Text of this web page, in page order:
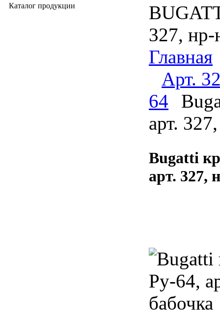
Каталог продукции
327,
Главная
Арт.
64
арт.
Bugatti
арт. 327,